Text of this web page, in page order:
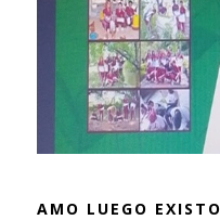
AMO LUEGO EXISTO